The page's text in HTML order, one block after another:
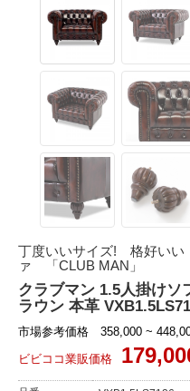
丁度いいサイズ! 格好いい
ァ 「CLUB MAN」
クラブマン 1.5人掛けソ
ラウン 本革
市場参考価格 358,000 ~
ビビココ業販価格